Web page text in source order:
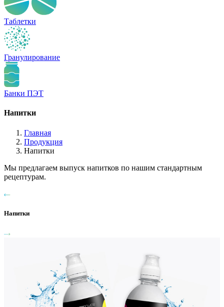
Таблетки
Гранулирование
Банки ПЭТ
Напитки
Главная
Продукция
Напитки
Мы предлагаем выпуск напитков по нашим стандартным
рецептурам.
Напитки